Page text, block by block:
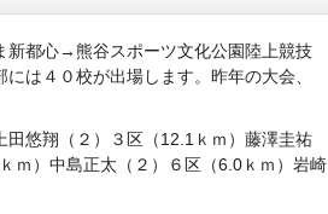
新都心→熊谷スポーツ文化公園陸上競技
は４０校が出場します。昨年の大会、
悠翔（２）３区（12.1ｋｍ）藤澤圭祐
ｍ）中島正太（２）６区（6.0ｋｍ）岩崎